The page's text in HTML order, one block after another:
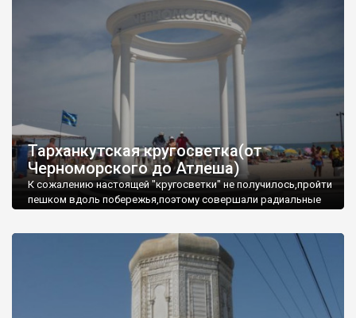
Тарханкутская кругосветка(от
Черноморского до Атлеша)
К сожалению настоящей "кругосветки" не получилось,пройти
пешком вдоль побережья,поэтому совершали радиальные